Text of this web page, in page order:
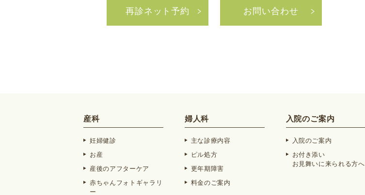
再診ネット予約 お問い合わせ
産科
妊婦健診
お産
産後のアフターケア
赤ちゃんフォトギャラリ
ー
婦人科
主な診療内容
ピル処方
更年期障害
料金のご案内
入院のご案内
入院のご案内
お付き添い
お見舞いに来られる方へ